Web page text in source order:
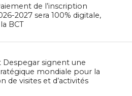
de l’inscription
2027 sera 100% digitale,
BCT
Despegar signent une
mondiale pour la
de visites et d’activités